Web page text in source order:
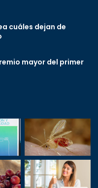
cuáles dejan de
mayor del primer